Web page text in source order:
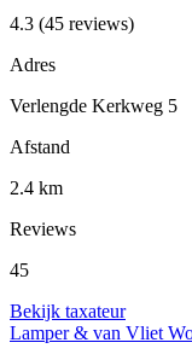
4.3 (45 reviews)
Adres
Verlengde Kerkweg 5
Afstand
2.4 km
Reviews
45
Bekijk taxateur
Lamper & van Vliet